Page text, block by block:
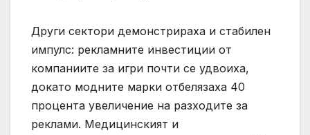
Други сектори демонстрираха и стабилен
импулс: рекламните инвестиции от
компаниите за игри почти се удвоиха,
докато модните марки отбелязаха 40
процента увеличение на разходите за
реклами. Медицинският и